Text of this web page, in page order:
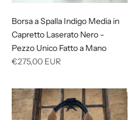
Borsa a Spalla Indigo Media in
Capretto Laserato Nero -
Pezzo Unico Fatto a Mano
Prezzo
listino
€275,00 EUR